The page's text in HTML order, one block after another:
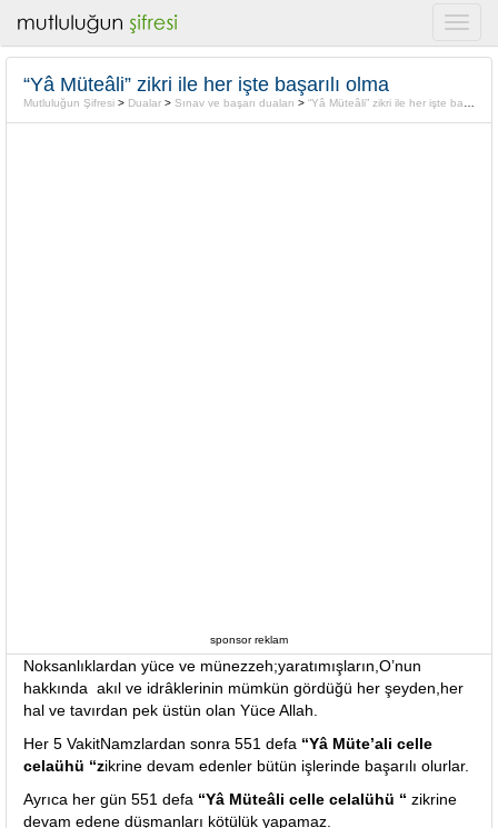
“Yâ Müteâli” zikri ile her işte başarılı olma
Mutluluğun Şifresi > Dualar > Sınav ve başarı duaları > “Yâ Müteâli” zikri ile her işte başarılı olma
sponsor reklam
Noksanlıklardan yüce ve münezzeh;yaratımışların,O’nun
hakkında akıl ve idrâklerinin mümkün gördüğü her şeyden,her
hal ve tavırdan pek üstün olan Yüce Allah.
Her 5 VakitNamzlardan sonra 551 defa “Yâ Müte’ali celle
celaühü “zikrine devam edenler bütün işlerinde başarılı olurlar.
Ayrıca her gün 551 defa “Yâ Müteâli celle celalühü “ zikrine
devam edene düşmanları kötülük yapamaz.